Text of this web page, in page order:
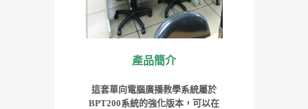
產品簡介
這套單向電腦廣播教學系統屬於
BPT200系統的強化版本 ， 可以在